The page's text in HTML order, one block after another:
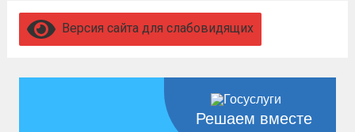
Версия сайта для слабовидящих
Решаем вместе